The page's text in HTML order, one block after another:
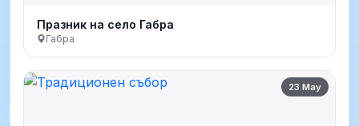
Празник на село Габра
Габра
23 May